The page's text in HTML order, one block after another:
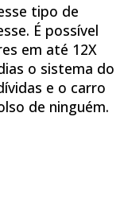
tipo de
É possível
em até 12X
o sistema do
e o carro
de ninguém.